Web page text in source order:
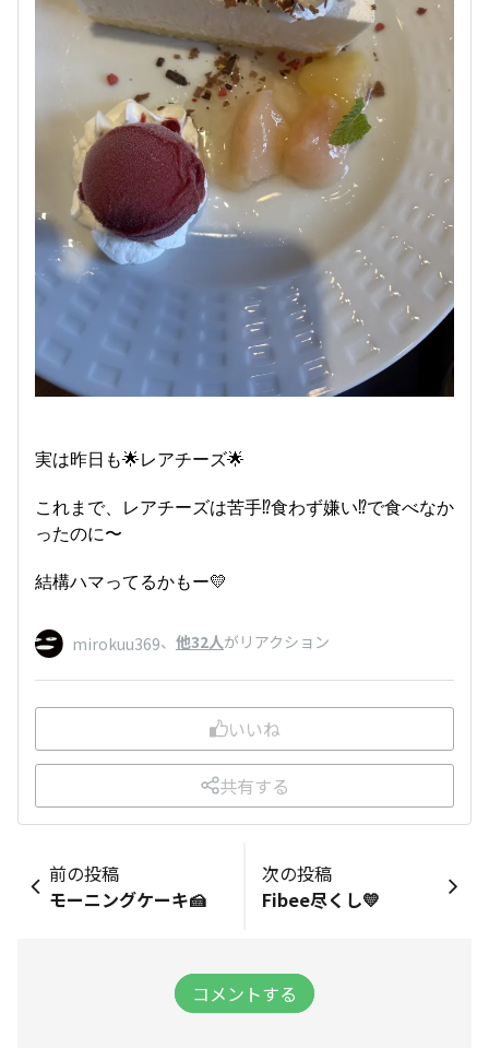
実は昨日も🌟レアチーズ🌟
これまで、レアチーズは苦手⁉️食わず嫌い⁉️で食べなか
ったのに〜
結構ハマってるかもー💛
mirokuu369、 他32人がリアクション
いいね
共有する
前の投稿
モーニングケーキ🍰
次の投稿
Fibee尽くし💛
コメントする